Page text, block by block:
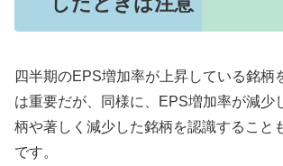
四半期のEPS増加率が上昇している銘柄
は重要だが、同様に、EPS増加率が減少
柄や著しく減少した銘柄を認識すること
です。